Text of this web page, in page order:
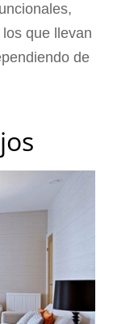
que llevan
de